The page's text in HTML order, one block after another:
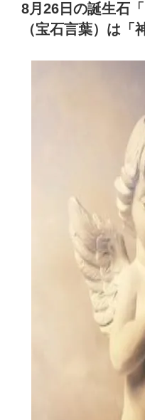
8月26日の誕生石
（宝石言葉）は「